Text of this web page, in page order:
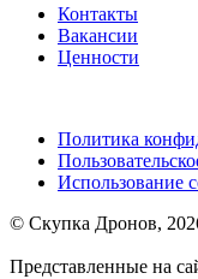
Контакты
Вакансии
Ценности
Политика
Использование
©️ Скупка Дронов,
Представленные на